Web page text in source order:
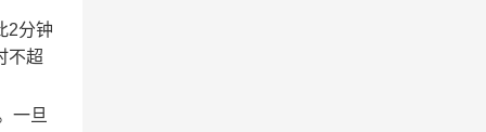
2分钟
不超
一旦